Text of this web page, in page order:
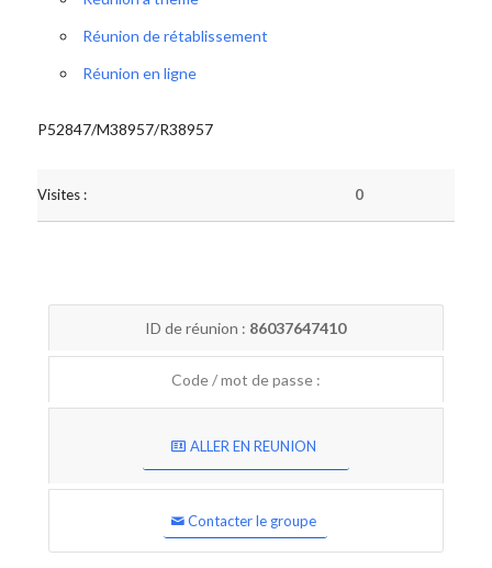
Réunion de rétablissement
Réunion en ligne
P52847/M38957/R38957
Visites : 0
ID de réunion : 86037647410
Code / mot de passe :
ALLER EN REUNION
Contacter le groupe